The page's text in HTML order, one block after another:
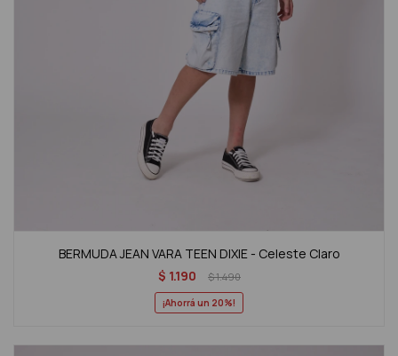
BERMUDA JEAN VARA TEEN DIXIE - Celeste Claro
$ 1.190 $1.490
20